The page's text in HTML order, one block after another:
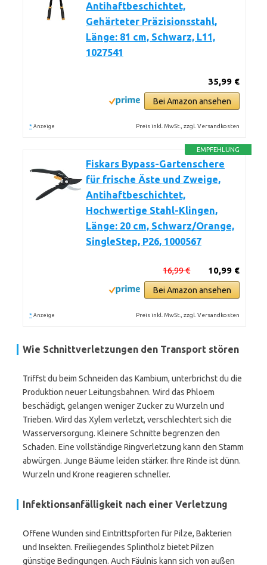
Antihaftbeschichtet,
Gehärteter Präzisionsstahl,
Länge: 81 cm, Schwarz, L11,
1027541
35,99 €
Bei Amazon ansehen
* Anzeige Preis inkl. MwSt., zzgl. Versandkosten
EMPFEHLUNG
Fiskars Bypass-Gartenschere
für frische Äste und Zweige,
Antihaftbeschichtet,
Hochwertige Stahl-Klingen,
Länge: 20 cm, Schwarz/Orange,
SingleStep, P26, 1000567
10,99 €
16,99 €
Bei Amazon ansehen
* Anzeige Preis inkl. MwSt., zzgl. Versandkosten
Wie Schnittverletzungen den Transport stören
Triffst du beim Schneiden das Kambium, unterbrichst du die
Produktion neuer Leitungsbahnen. Wird das Phloem
beschädigt, gelangen weniger Zucker zu Wurzeln und
Trieben. Wird das Xylem verletzt, verschlechtert sich die
Wasserversorgung. Kleinere Schnitte begrenzen den
Schaden. Eine vollständige Ringverletzung kann den Stamm
abwürgen. Junge Bäume leiden stärker. Ihre Rinde ist dünn.
Wurzeln und Krone reagieren schneller.
Infektionsanfälligkeit nach einer Verletzung
Offene Wunden sind Eintrittspforten für Pilze, Bakterien
und Insekten. Freiliegendes Splintholz bietet Pilzen
günstige Bedingungen. Auch Fäulnis kann sich von außen